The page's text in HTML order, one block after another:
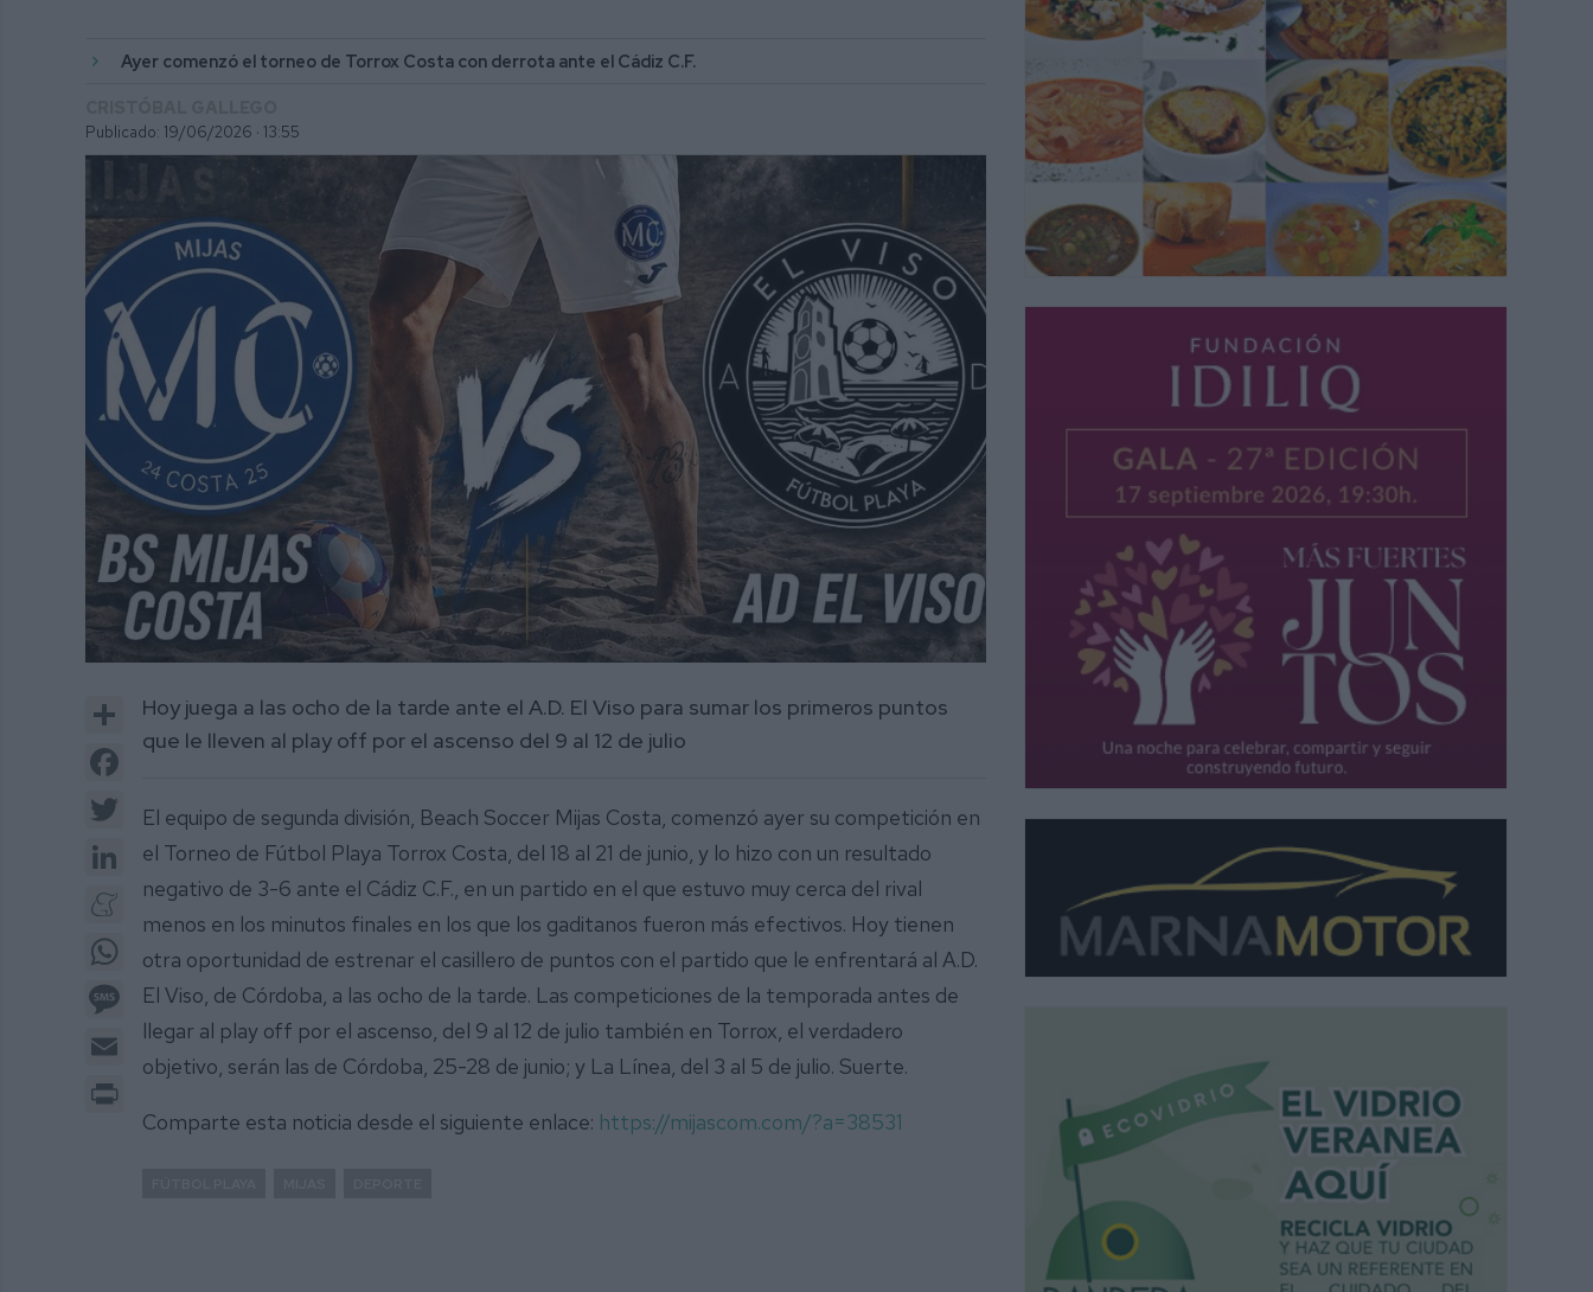
Ayer comenzó el torneo de Torrox Costa con derrota ante el Cádiz C.F.
Publicado: 19/06/2026 · 13:55
Share
Facebook
LinkedIn
Meneame
Message
Email
Hoy juega a las ocho de la tarde ante el A.D. El Viso para sumar los primeros puntos
que le lleven al play off por el ascenso del 9 al 12 de julio
El equipo de segunda división, Beach Soccer Mijas Costa, comenzó ayer su competición en
el Torneo de Fútbol Playa Torrox Costa, del 18 al 21 de junio, y lo hizo con un resultado
negativo de 3-6 ante el Cádiz C.F., en un partido en el que estuvo muy cerca del rival
menos en los minutos finales en los que los gaditanos fueron más efectivos. Hoy tienen
otra oportunidad de estrenar el casillero de puntos con el partido que le enfrentará al A.D.
El Viso, de Córdoba, a las ocho de la tarde. Las competiciones de la temporada antes de
llegar al play off por el ascenso, del 9 al 12 de julio también en Torrox, el verdadero
objetivo, serán las de Córdoba, 25-28 de junio; y La Línea, del 3 al 5 de julio. Suerte.
Comparte esta noticia desde el siguiente enlace: https://mijascom.com/?a=38531